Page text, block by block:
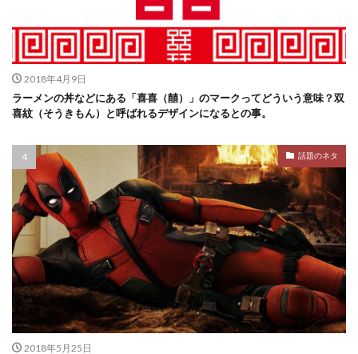
2018年4月9日
ラーメンの丼などにある「喜喜（囍）」のマークってどういう意味？双
喜紋（そうきもん）と呼ばれるデザインになるとの事。
話題のネタ
2018年5月25日